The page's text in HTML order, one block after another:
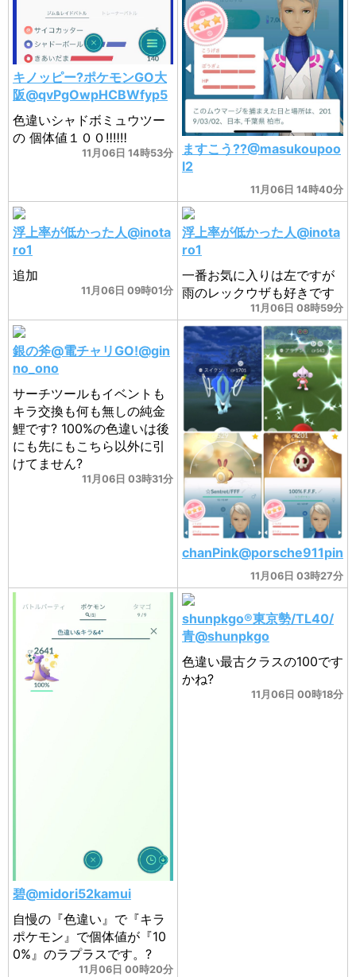
キノッピー?ポケモンGO大
阪@qvPgOwpHCBWfyp5
色違いシャドボミュウツー
の 個体値１００‼️‼️‼️
11月06日 14時53分
ますこう??@masukoupoo
l2
11月06日 14時40分
浮上率が低かった人@inota
ro1
追加
11月06日 09時01分
浮上率が低かった人@inota
ro1
一番お気に入りは左ですが
雨のレックウザも好きです
11月06日 08時59分
銀の斧@電チャリGO!@gin
no_ono
サーチツールもイベントも
キラ交換も何も無しの純金
鯉です? 100%の色違いは後
にも先にもこちら以外に引
けてません?
11月06日 03時31分
chanPink@porsche911pin
11月06日 03時27分
碧@midori52kamui
自慢の『色違い』で『キラ
ポケモン』で個体値が『10
0%』のラプラスです。?
11月06日 00時20分
shunpkgo®東京勢/TL40/
青@shunpkgo
色違い最古クラスの100です
かね?
11月06日 00時18分